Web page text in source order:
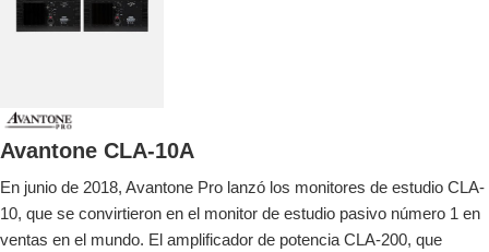
Avantone CLA-10A
En junio de 2018, Avantone Pro lanzó los monitores de estudio CLA-
10, que se convirtieron en el monitor de estudio pasivo número 1 en
ventas en el mundo. El amplificador de potencia CLA-200, que